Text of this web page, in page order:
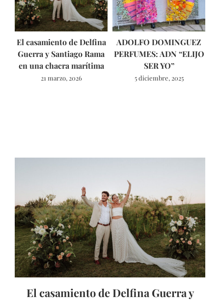
El casamiento de Delfina
Guerra y Santiago Rama
en una chacra marítima
21 marzo, 2026
ADOLFO DOMINGUEZ
PERFUMES: ADN “ELIJO
SER YO”
5 diciembre, 2025
El casamiento de Delfina Guerra y